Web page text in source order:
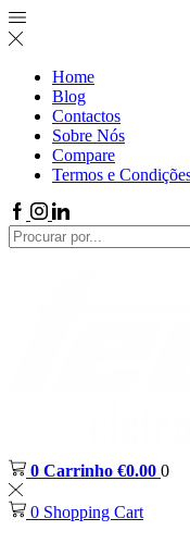
Home
Blog
Contactos
Sobre Nós
Compare
Termos e
0 Carrinho €0.00 0
0 Shopping Cart